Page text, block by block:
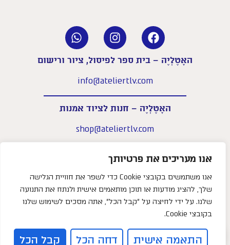
אנו מעריכים את פרטיותך
אנו משתמשים בקובצי Cookie כדי לשפר את חוויית הגלישה
שלך, להציג מודעות או תוכן מותאמים אישית ולנתח את התנועה
שלנו. על ידי לחיצה על "קבל הכל", אתה מסכים לשימוש שלנו
בקובצי Cookie.
התאמה אישית דחה הכל קבל הכל
האָטֶלְיֶה – בית ספר לפיסול, ציור ורישום
info@ateliertlv.com
האָטֶלְיֶה – חנות לציוד אמנות
shop@ateliertlv.com
א׳–ה׳: 09:00-18:00
טלפון – 052-5833131